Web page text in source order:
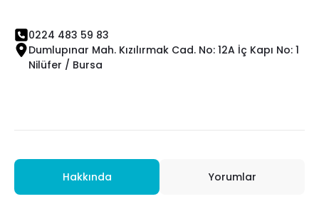
0224 483 59 83
Dumlupınar Mah. Kızılırmak Cad. No: 12A İç Kapı No: 1
Nilüfer / Bursa
Hakkında Yorumlar